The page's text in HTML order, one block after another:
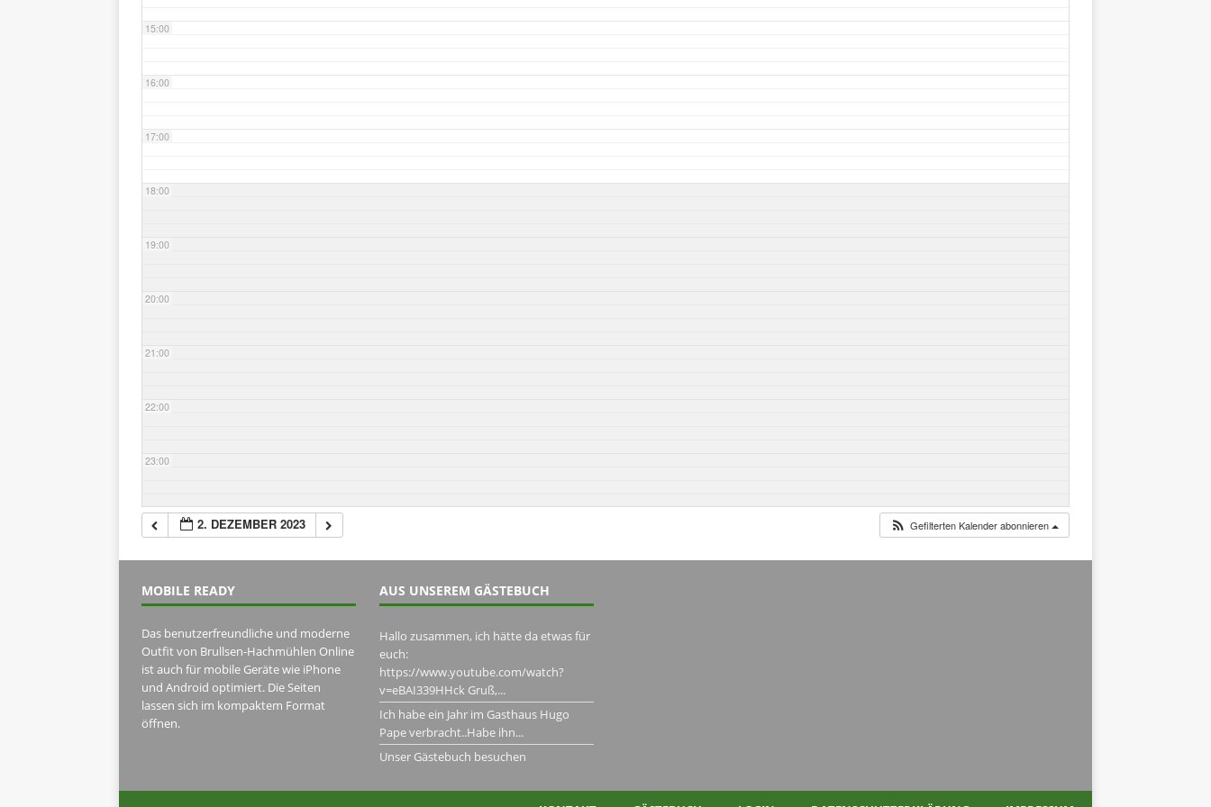
15:00
16:00
17:00
18:00
19:00
20:00
21:00
22:00
23:00
2. DEZEMBER 2023 Gefilterten Kalender abonnieren
MOBILE READY
Das benutzerfreundliche und moderne
Outfit von Brullsen-Hachmühlen Online
ist auch für mobile Geräte wie iPhone
und Android optimiert. Die Seiten
lassen sich im kompaktem Format
öffnen.
AUS UNSEREM GÄSTEBUCH
Hallo zusammen, ich hätte da etwas für
euch:
https://www.youtube.com/watch?
v=eBAI339HHck Gruß,...
Ich habe ein Jahr im Gasthaus Hugo
Pape verbracht..Habe ihn...
Unser Gästebuch besuchen